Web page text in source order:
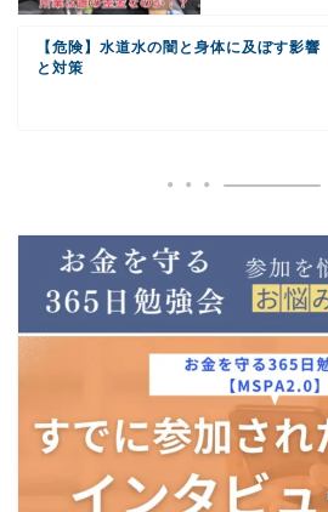
【危険】水道水の闇と身体に及ぼす影響
と対策